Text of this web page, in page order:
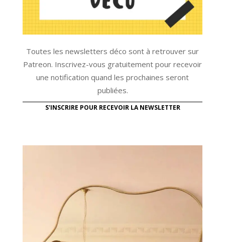
Toutes les newsletters déco sont à retrouver sur
Patreon. Inscrivez-vous gratuitement pour recevoir
une notification quand les prochaines seront
publiées.
S'INSCRIRE POUR RECEVOIR LA NEWSLETTER